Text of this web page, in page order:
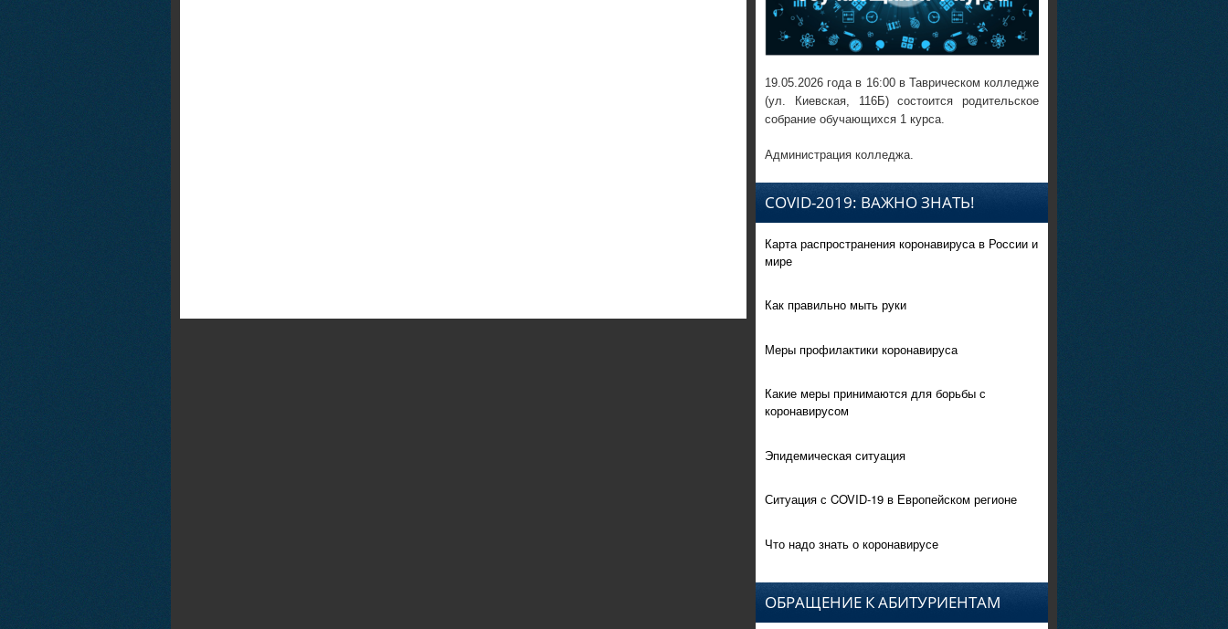
19.05.2026 года в 16:00 в Таврическом колледже
(ул. Киевская, 116Б) состоится родительское
собрание обучающихся 1 курса.
Администрация колледжа.
COVID-2019: ВАЖНО ЗНАТЬ!
Карта распространения коронавируса в России и
мире
Как правильно мыть руки
Меры профилактики коронавируса
Какие меры принимаются для борьбы с
коронавирусом
Эпидемическая ситуация
Ситуация с COVID-19 в Европейском регионе
Что надо знать о коронавирусе
ОБРАЩЕНИЕ К АБИТУРИЕНТАМ